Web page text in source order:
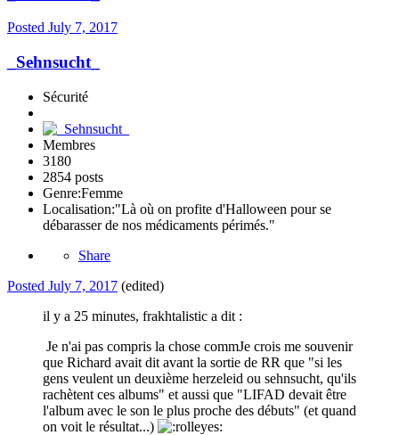
Posted July 7, 2017
_Sehnsucht_
Sécurité
Membres
3180
2854 posts
Genre:Femme
Localisation:"Là où on profite d'Halloween pour se
débarasser de nos médicaments périmés."
Share
Posted July 7, 2017 (edited)
il y a 25 minutes, frakhtalistic a dit :
Je n'ai pas compris la chose commJe crois me souvenir
que Richard avait dit avant la sortie de RR que "si les
gens veulent un deuxième herzeleid ou sehnsucht, qu'ils
rachètent ces albums" et aussi que "LIFAD devait être
l'album avec le son le plus proche des débuts" (et quand
on voit le résultat...)